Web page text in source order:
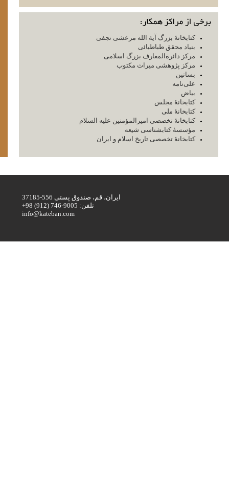
کتابخانۀ بزرگ آیة الله مرعشی نجفی
بنیاد محقق طباطبائی
مرکز دائرة‌المعارف بزرگ اسلامی
مرکز پژوهشی میراث مکتوب
بساتین
علی‌نامه
بیاض
کتابخانۀ مجلس
کتابخانۀ ملی
کتابخانۀ تخصصی امیرالمؤمنین علیه السلام
مؤسسۀ کتابشناسی شیعه
کتابخانۀ تخصصی تاریخ اسلام و ایران
ایران، قم، صندوق پستی 556-37185
+تلفن: 9005-746 (912) 98
info@kateban.com